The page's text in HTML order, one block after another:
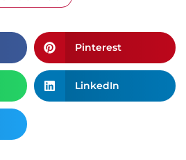
Pinterest
LinkedIn